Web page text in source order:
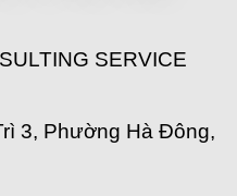
SERVICE
3, Phường Hà Đông,